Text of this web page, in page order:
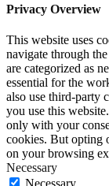
Privacy Overview
This website uses
navigate through
are categorized as
essential for the
also use third-party
you use this
only with your
cookies. But opting
on your browsing
Necessary